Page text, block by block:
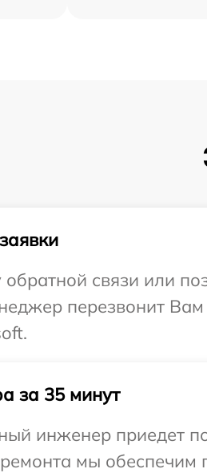
связи или
перезвонит
за 35 минут
инженер приедет
мы обеспечим